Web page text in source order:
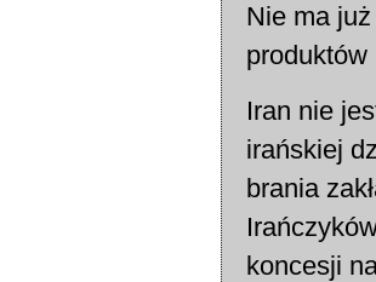
Nie ma
Iran nie
irańskiej
brania
koncesji